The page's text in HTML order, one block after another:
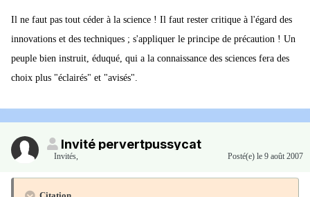
Il ne faut pas tout céder à la science ! Il faut rester critique à l'égard des
innovations et des techniques ; s'appliquer le principe de précaution ! Un
peuple bien instruit, éduqué, qui a la connaissance des sciences fera des
choix plus "éclairés" et "avisés".
Invité pervertpussycat
Invités, Posté(e) le 9 août 2007